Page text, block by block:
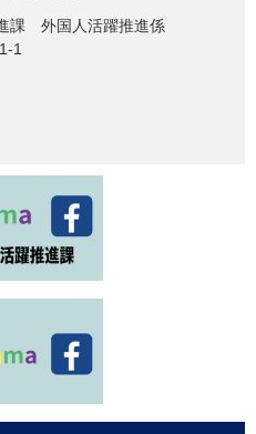
課
外国人活躍推進係
1